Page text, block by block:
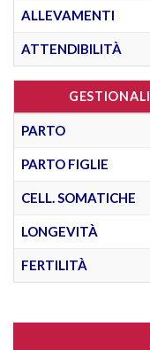
ALLEVAMENTI
ATTENDIBILITÀ
GESTIONALI
PARTO
PARTO FIGLIE
CELL. SOMATICHE
LONGEVITÀ
FERTILITÀ